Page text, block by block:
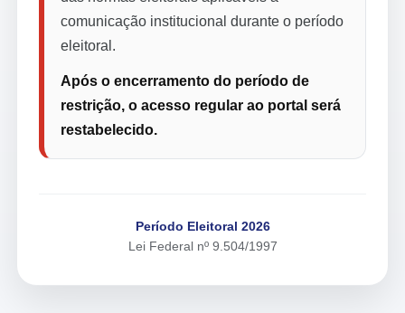
comunicação institucional durante o período
eleitoral.
Após o encerramento do período de
restrição, o acesso regular ao portal será
restabelecido.
Período Eleitoral 2026
Lei Federal nº 9.504/1997